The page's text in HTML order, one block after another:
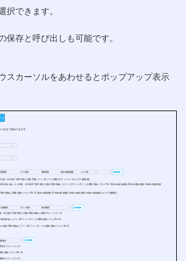
択できます。
保存と呼び出しも可能です。
スカーソルをあわせるとポップアップ表示
ド
分まで表示できます。
▼ ▼ ▼ ▼ ▼ 条件追加
類選択 ゾーン選択 調査選択 過去の捕虫指数 エリア別
分類・中分類:[1号棟1階],小分類:[1階],ゾーン:[Aゾーン],調査:[ライトトラップ],エリア:[経路別]
系発生),他の...],大分類・中分類:[2号棟1階],小分類:[1階分類無し],ゾーン:[Aゾーン,Bゾーン],調査:[追加トラップNo.3],過去の捕虫指数:[3年前の捕虫指数,4年前の捕虫指数]
分類無し],調査:[追加トラップNo.4],過去の捕虫指数:[3年前の捕虫指数,4年前の捕虫指数,5年前の捕虫指数],エリア:[経路別]
▼ ▼ ▼
分類選択 ゾーン選択 調査選択 条件追加
・中分類:[1号棟2階],小分類:[2階分類無し],調査:[ライトトラップ]
分類無し],ゾーン:[Bゾーン,Cゾーン],調査:[追加トラップNo.3]
分類:[2階分類無し],ゾーン:[Bゾーン,Cゾーン],調査:[追加トラップNo.4]
▼
択 条件追加
査:[ライトトラップ]
査:[ライトトラップ]
査:[追加トラップNo.3]